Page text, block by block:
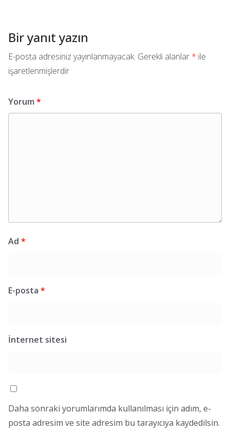
Bir yanıt yazın
E-posta adresiniz yayınlanmayacak. Gerekli alanlar * ile
işaretlenmişlerdir
Yorum *
Ad *
E-posta *
İnternet sitesi
Daha sonraki yorumlarımda kullanılması için adım, e-
posta adresim ve site adresim bu tarayıcıya kaydedilsin.